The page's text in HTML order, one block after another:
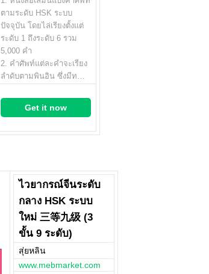
ตามระดับ HSK ระบบ
ปัจจุบัน โดยไล่เรียงตั้งแต่
ระดับ 1 ถึงระดับ 6 รวม
5,000 คำ
2. คำศัพท์แต่ละคำจะเรียง
ลำดับตามพินอิน ซึ่งมีท…
Get it now
ไวยากรณ์จีนระดับ
กลาง HSK ระบบ
ใหม่ 三等九级 (3
ขั้น 9 ระดับ)
สุ่ยหลิน
www.mebmarket.com